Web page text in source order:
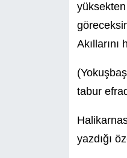
Akıllarını
tabur
yazdığı